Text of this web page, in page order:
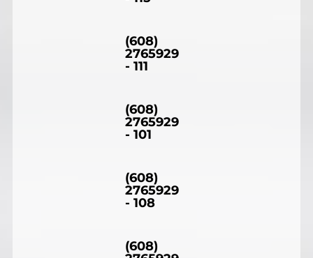
(608)
2765929
- 111
(608)
2765929
- 101
(608)
2765929
- 108
(608)